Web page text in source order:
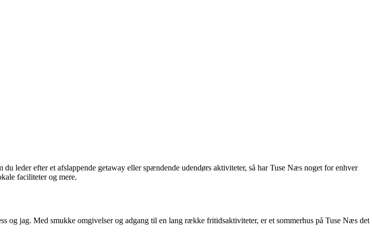
leder efter et afslappende getaway eller spændende udendørs aktiviteter, så har Tuse Næs noget for enhver
faciliteter og mere.
og jag. Med smukke omgivelser og adgang til en lang række fritidsaktiviteter, er et sommerhus på Tuse Næs det